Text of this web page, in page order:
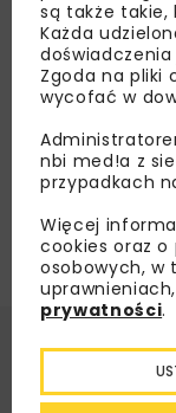
są także takie,
Każda
Zgoda na pliki
wycofać w
nbi med!a z
przypadkach
Więcej
cookies oraz
osobowych, w
prywatności.